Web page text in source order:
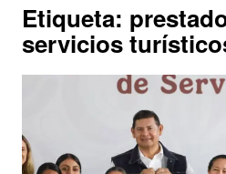
Etiqueta:
servicios